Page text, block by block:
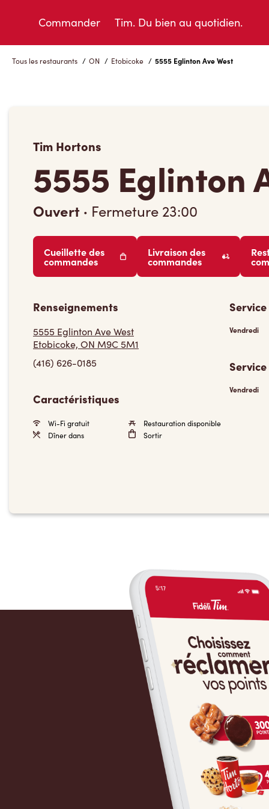
Commander Tim. Du bien au quotidien.
Tous les restaurants / ON / Etobicoke / 5555 Eglinton Ave West
Tim Hortons
5555 Eglinton
Ouvert · Fermeture 23:00
Cueillette des
commandes
Livraison des
commandes
Renseignements
5555 Eglinton Ave West
Etobicoke, ON M9C 5M1
(416) 626-0185
Caractéristiques
Wi-Fi gratuit
Restauration disponible
Dîner dans
Sortir
Vendredi
Vendredi